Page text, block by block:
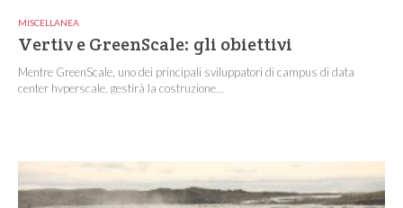
MISCELLANEA
Vertiv e GreenScale: gli obiettivi
Mentre GreenScale, uno dei principali sviluppatori di campus di data
center hyperscale, gestirà la costruzione...